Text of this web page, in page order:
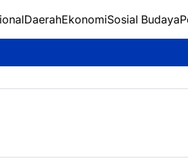
DaerahEkonomiSosial Budaya
Dina Maulidah